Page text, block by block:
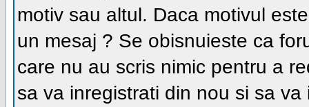
motiv sau altul. Daca motivul
un mesaj ? Se obisnuieste ca
care nu au scris nimic pentru a
sa va inregistrati din nou si sa va